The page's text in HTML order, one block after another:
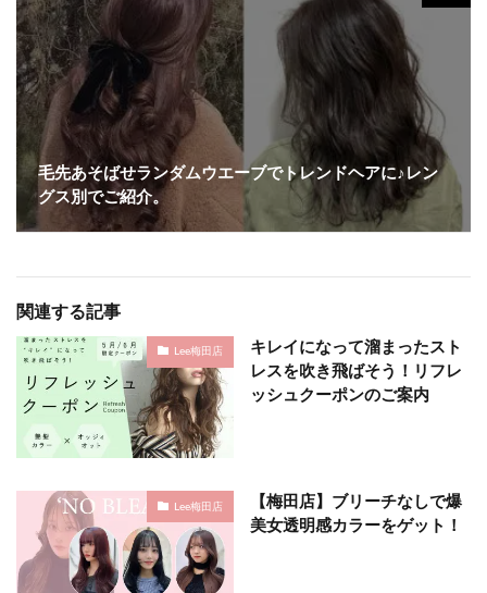
毛先あそばせランダムウエーブでトレンドヘアに♪レン
グス別でご紹介。
関連する記事
Lee梅田店
キレイになって溜まったスト
レスを吹き飛ばそう！リフレ
ッシュクーポンのご案内
Lee梅田店
【梅田店】ブリーチなしで爆
美女透明感カラーをゲット！